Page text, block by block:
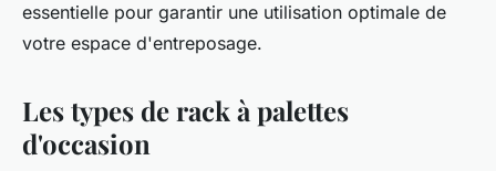
essentielle pour garantir une utilisation optimale de
votre espace d'entreposage.
Les types de rack à palettes
d'occasion